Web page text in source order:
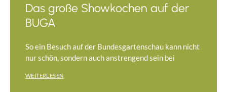
Das große Showkochen auf der
BUGA
So ein Besuch auf der Bundesgartenschau kann nicht
nur schön, sondern auch anstrengend sein bei
WEITERLESEN